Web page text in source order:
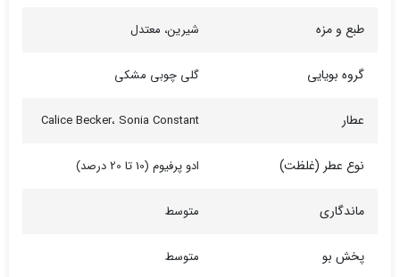
طبع و مزه شیرین، معتدل
گروه بویایی گلی چوبی مشکی
عطار Calice Becker، Sonia Constant
نوع عطر (غلظت) ادو پرفیوم (10 تا 20 درصد)
ماندگاری متوسط
پخش بو متوسط